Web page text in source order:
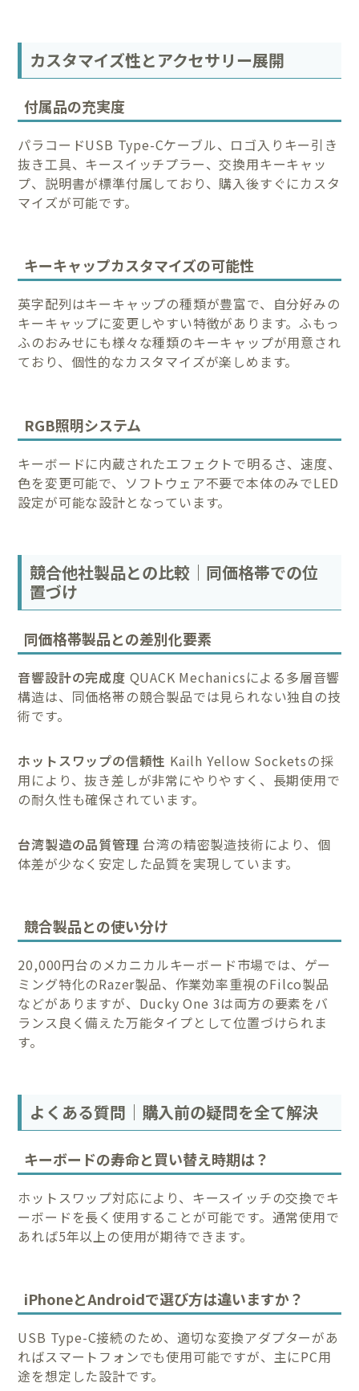
カスタマイズ性とアクセサリー展開
付属品の充実度
パラコードUSB Type-Cケーブル、ロゴ入りキー引き
抜き工具、キースイッチプラー、交換用キーキャッ
プ、説明書が標準付属しており、購入後すぐにカスタ
マイズが可能です。
キーキャップカスタマイズの可能性
英字配列はキーキャップの種類が豊富で、自分好みの
キーキャップに変更しやすい特徴があります。ふもっ
ふのおみせにも様々な種類のキーキャップが用意され
ており、個性的なカスタマイズが楽しめます。
RGB照明システム
キーボードに内蔵されたエフェクトで明るさ、速度、
色を変更可能で、ソフトウェア不要で本体のみでLED
設定が可能な設計となっています。
競合他社製品との比較｜同価格帯での位
置づけ
同価格帯製品との差別化要素
音響設計の完成度 QUACK Mechanicsによる多層音響
構造は、同価格帯の競合製品では見られない独自の技
術です。
ホットスワップの信頼性 Kailh Yellow Socketsの採
用により、抜き差しが非常にやりやすく、長期使用で
の耐久性も確保されています。
台湾製造の品質管理 台湾の精密製造技術により、個
体差が少なく安定した品質を実現しています。
競合製品との使い分け
20,000円台のメカニカルキーボード市場では、ゲー
ミング特化のRazer製品、作業効率重視のFilco製品
などがありますが、Ducky One 3は両方の要素をバ
ランス良く備えた万能タイプとして位置づけられま
す。
よくある質問｜購入前の疑問を全て解決
キーボードの寿命と買い替え時期は？
ホットスワップ対応により、キースイッチの交換でキ
ーボードを長く使用することが可能です。通常使用で
あれば5年以上の使用が期待できます。
iPhoneとAndroidで選び方は違いますか？
USB Type-C接続のため、適切な変換アダプターがあ
ればスマートフォンでも使用可能ですが、主にPC用
途を想定した設計です。